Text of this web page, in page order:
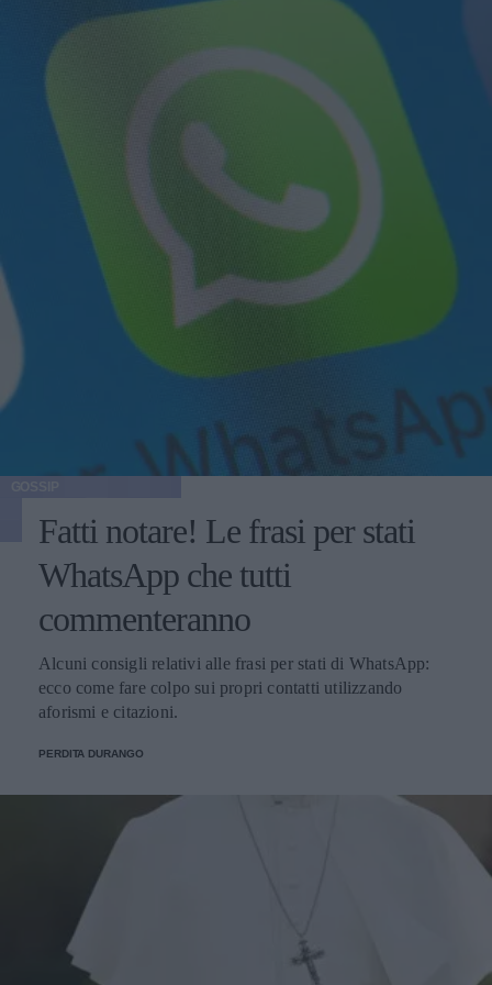
Fatti notare! Le frasi per stati
WhatsApp che tutti
commenteranno
Alcuni consigli relativi alle frasi per stati di WhatsApp:
ecco come fare colpo sui propri contatti utilizzando
aforismi e citazioni.
PERDITA DURANGO